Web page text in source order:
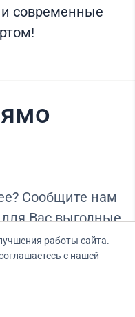
современные
Сообщите нам
Вас выгодные
работы сайта.
с нашей